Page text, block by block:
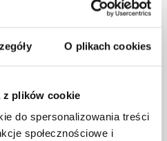
O plikach cookies
z plików cookie
do spersonalizowania treści
społecznościowe i
WIEDZIEĆ?
podkreślić, że określona
dokładniej wygląda?
wyciąć cokolwiek?